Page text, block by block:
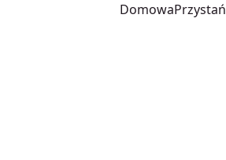
DomowaPrzystań